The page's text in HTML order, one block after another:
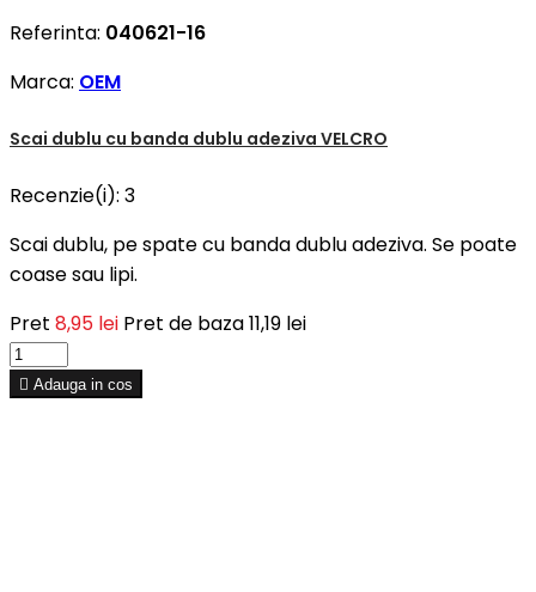
Referinta: 040621-16
Marca: OEM
Scai dublu cu banda dublu adeziva VELCRO
Recenzie(i): 3
Scai dublu, pe spate cu banda dublu adeziva. Se poate
coase sau lipi.
Pret 8,95 lei Pret de baza11,19 lei
 Adauga in cos